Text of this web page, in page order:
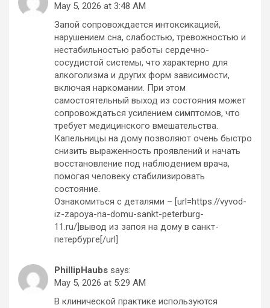
May 5, 2026 at 3:48 AM
Запой сопровождается интоксикацией,
нарушением сна, слабостью, тревожностью и
нестабильностью работы сердечно-
сосудистой системы, что характерно для
алкоголизма и других форм зависимости,
включая наркомании. При этом
самостоятельный выход из состояния может
сопровождаться усилением симптомов, что
требует медицинского вмешательства.
Капельницы на дому позволяют очень быстро
снизить выраженность проявлений и начать
восстановление под наблюдением врача,
помогая человеку стабилизировать
состояние.
Ознакомиться с деталями – [url=https://vyvod-
iz-zapoya-na-domu-sankt-peterburg-
11.ru/]вывод из запоя на дому в санкт-
петербурге[/url]
PhillipHaubs says:
May 5, 2026 at 5:29 AM
В клинической практике используются